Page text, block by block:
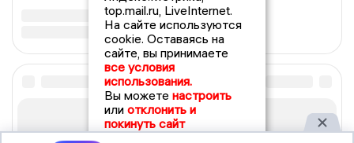
top.mail.ru, LiveInternet.
На сайте используются
cookie. Оставаясь на
сайте, вы принимаете
все условия
использования.
Вы можете настроить
или отклонить и
покинуть сайт